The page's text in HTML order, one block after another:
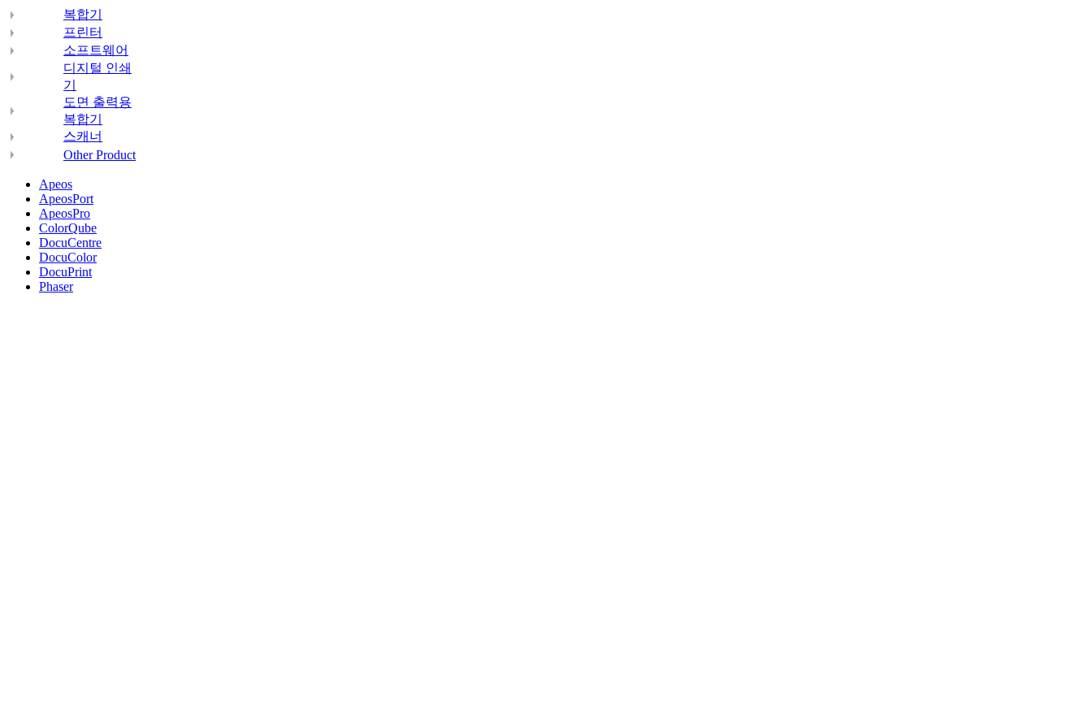
복합기
프린터
소프트웨어
디지털 인쇄
기
도면 출력용
복합기
스캐너
Other Product
Apeos
ApeosPort
ApeosPro
ColorQube
DocuCentre
DocuColor
DocuPrint
Phaser